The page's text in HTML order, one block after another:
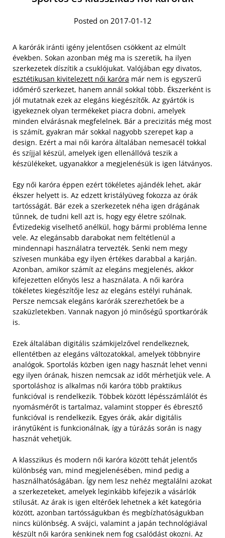
Posted on 2017-01-12
A karórák iránti igény jelentősen csökkent az elmúlt
években. Sokan azonban még ma is szeretik, ha ilyen
szerkezetek díszítik a csuklójukat. Valójában egy divatos,
esztétikusan kivitelezett női karóra már nem is egyszerű
időmérő szerkezet, hanem annál sokkal több. Ékszerként is
jól mutatnak ezek az elegáns kiegészítők. Az gyártók is
igyekeznek olyan termékeket piacra dobni, amelyek
minden elvárásnak megfelelnek. Bár a precizitás még most
is számít, gyakran már sokkal nagyobb szerepet kap a
design. Ezért a mai női karóra általában nemesacél tokkal
és szíjjal készül, amelyek igen ellenállóvá teszik a
készülékeket, ugyanakkor a megjelenésük is igen látványos.
Egy női karóra éppen ezért tökéletes ajándék lehet, akár
ékszer helyett is. Az edzett kristályüveg fokozza az órák
tartósságát. Bár ezek a szerkezetek néha igen drágának
tűnnek, de tudni kell azt is, hogy egy életre szólnak.
Évtizedekig viselhető anélkül, hogy bármi probléma lenne
vele. Az elegánsabb darabokat nem feltétlenül a
mindennapi használatra tervezték. Senki nem megy
szívesen munkába egy ilyen értékes darabbal a karján.
Azonban, amikor számít az elegáns megjelenés, akkor
kifejezetten előnyös lesz a használata. A női karóra
tökéletes kiegészítője lesz az elegáns estélyi ruhának.
Persze nemcsak elegáns karórák szerezhetőek be a
szaküzletekben. Vannak nagyon jó minőségű sportkarórák
is.
Ezek általában digitális számkijelzővel rendelkeznek,
ellentétben az elegáns változatokkal, amelyek többnyire
analógok. Sportolás közben igen nagy hasznát lehet venni
egy ilyen órának, hiszen nemcsak az időt mérhetjük vele. A
sportoláshoz is alkalmas női karóra több praktikus
funkcióval is rendelkezik. Többek között lépésszámlálót és
nyomásmérőt is tartalmaz, valamint stopper és ébresztő
funkcióval is rendelkezik. Egyes órák, akár digitális
iránytűként is funkcionálnak, így a túrázás során is nagy
hasznát vehetjük.
A klasszikus és modern női karóra között tehát jelentős
különbség van, mind megjelenésében, mind pedig a
használhatóságában. Így nem lesz nehéz megtalálni azokat
a szerkezeteket, amelyek leginkább kifejezik a vásárlók
stílusát. Az árak is igen eltérőek lehetnek a két kategória
között, azonban tartósságukban és megbízhatóságukban
nincs különbség. A svájci, valamint a japán technológiával
készült női karóra senkinek nem fog csalódást okozni. Az